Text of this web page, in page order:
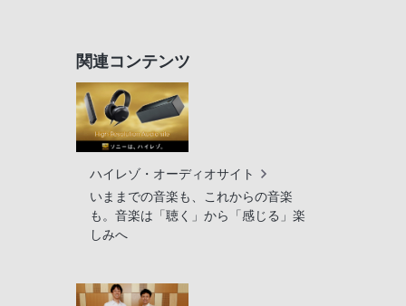
関連コンテンツ
ハイレゾ・オーディオサイト
いままでの音楽も、これからの音楽
も。音楽は「聴く」から「感じる」楽
しみへ